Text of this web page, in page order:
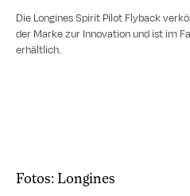
Die Longines Spirit Pilot Flyback
der Marke zur Innovation und ist im
erhältlich.
Fotos: Longines